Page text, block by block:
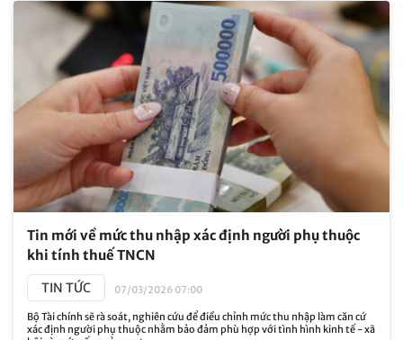
Tin mới về mức thu nhập xác định người phụ thuộc
khi tính thuế TNCN
TIN TỨC 07/03/2026 07:00
Bộ Tài chính sẽ rà soát, nghiên cứu để điều chỉnh mức thu nhập làm căn cứ
xác định người phụ thuộc nhằm bảo đảm phù hợp với tình hình kinh tế - xã